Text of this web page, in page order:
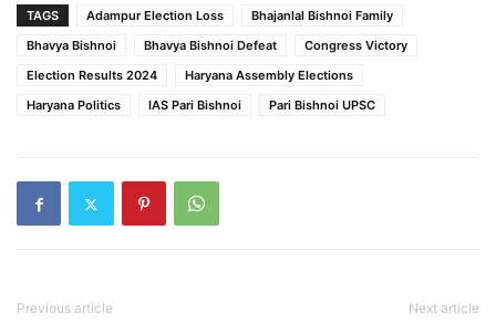
TAGS Adampur Election Loss
Bhajanlal Bishnoi Family
Bhavya Bishnoi
Bhavya Bishnoi Defeat
Congress Victory
Election Results 2024
Haryana Assembly Elections
Haryana Politics
IAS Pari Bishnoi Pari Bishnoi UPSC
Previous article Next article